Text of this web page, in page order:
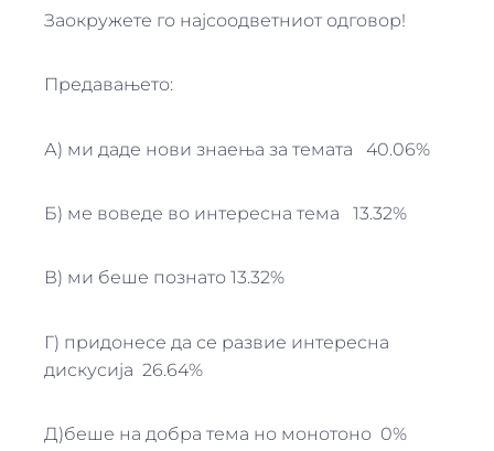
Заокружете го најсоодветниот одговор!
Предавањето:
А) ми даде нови знаења за темата 40.06%
Б) ме воведе во интересна тема 13.32%
В) ми беше познато 13.32%
Г) придонесе да се развие интересна
дискусија 26.64%
Д)беше на добра тема но монотоно 0%